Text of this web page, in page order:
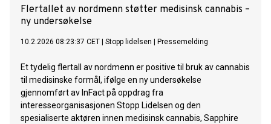
Flertallet av nordmenn støtter medisinsk cannabis –
ny undersøkelse
10.2.2026 08:23:37 CET Stopp lidelsen Pressemelding
Et tydelig flertall av nordmenn er positive til bruk av cannabis
til medisinske formål, ifølge en ny undersøkelse
gjennomført av InFact på oppdrag fra
interesseorganisasjonen Stopp Lidelsen og den
spesialiserte aktøren innen medisinsk cannabis, Sapphire